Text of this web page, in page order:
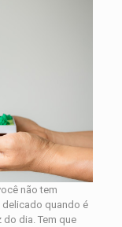
não tem
delicado quando é
dia. Tem que